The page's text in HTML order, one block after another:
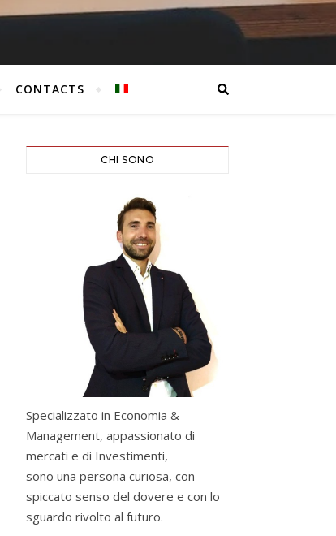
CONTACTS
CHI SONO
Specializzato in Economia &
Management, appassionato di
mercati e di Investimenti,
sono una persona curiosa, con
spiccato senso del dovere e con lo
sguardo rivolto al futuro.